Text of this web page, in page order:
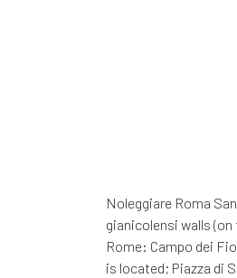
Если мы не сможемВыберите
BY CLICKING "SEND
Я СОГЛАСЕН
Характеристики
Noleggiare Roma
gianicolensi walls
Rome: Campo dei
is located; Piazza di